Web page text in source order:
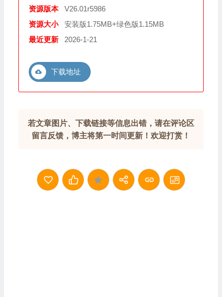
资源版本
V26.01r5986
资源大小
安装版1.75MB+绿色版1.15MB
最近更新
2026-1-21
下载地址
若文章图片、下载链接等信息出错，请在评论区
留言反馈，博主将第一时间更新！欢迎打赏！